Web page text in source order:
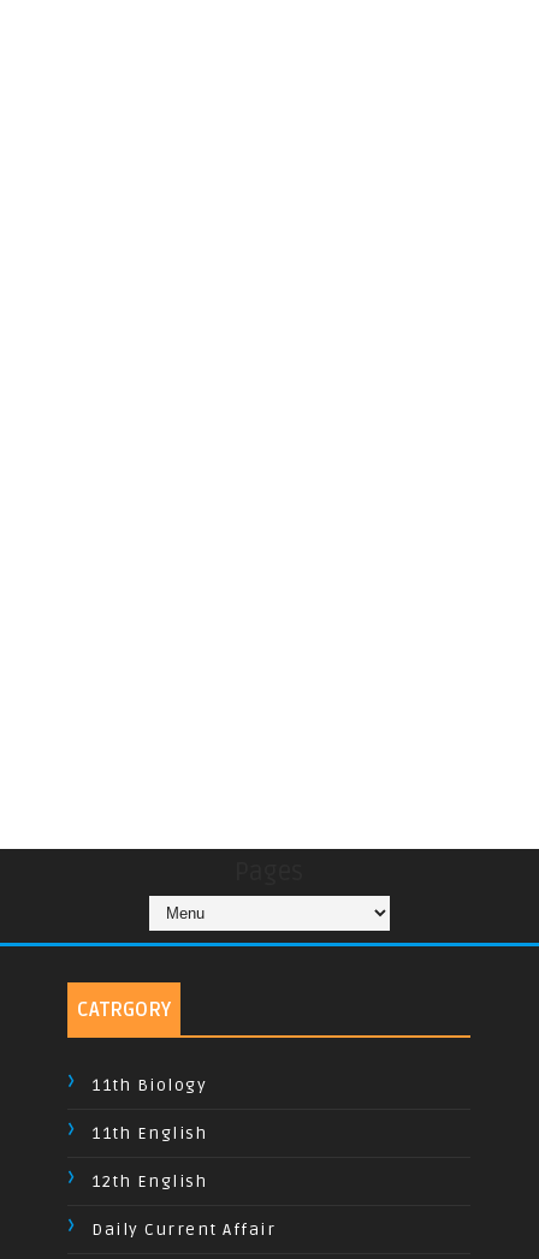
CATRGORY
11th Biology
11th English
12th English
Daily Current Affair